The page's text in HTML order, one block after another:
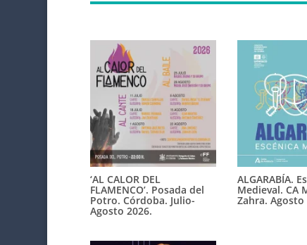
‘AL CALOR DEL
FLAMENCO’. Posada del
Potro. Córdoba. Julio-
Agosto 2026.
ALGARABÍA.
Medieval. CA
Zahra. Agosto